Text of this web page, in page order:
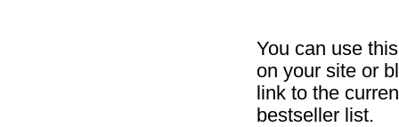
You can use
on your site or
link to the
bestseller list.